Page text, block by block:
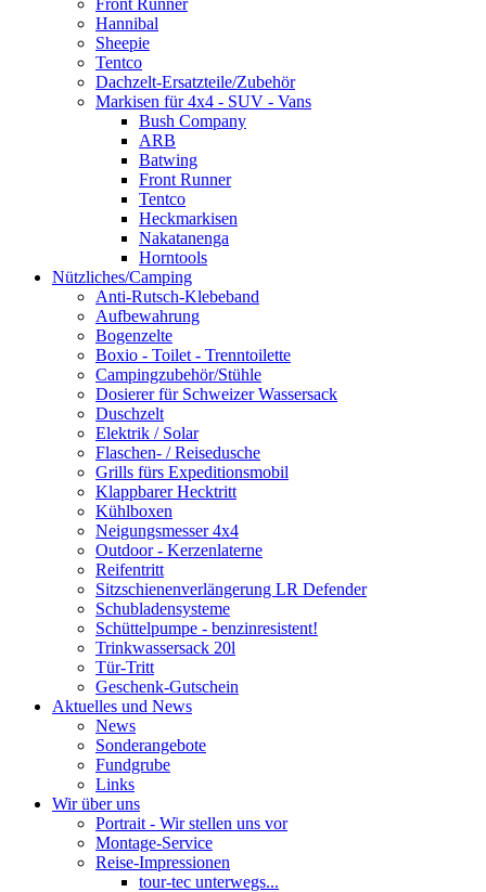
Front Runner
Hannibal
Sheepie
Tentco
Dachzelt-Ersatzteile/Zubehör
Markisen für 4x4 - SUV - Vans
Bush Company
ARB
Batwing
Front Runner
Tentco
Heckmarkisen
Nakatanenga
Horntools
Nützliches/Camping
Anti-Rutsch-Klebeband
Aufbewahrung
Bogenzelte
Boxio - Toilet - Trenntoilette
Campingzubehör/Stühle
Dosierer für Schweizer Wassersack
Duschzelt
Elektrik / Solar
Flaschen- / Reisedusche
Grills fürs Expeditionsmobil
Klappbarer Hecktritt
Kühlboxen
Neigungsmesser 4x4
Outdoor - Kerzenlaterne
Reifentritt
Sitzschienenverlängerung LR Defender
Schubladensysteme
Schüttelpumpe - benzinresistent!
Trinkwassersack 20l
Tür-Tritt
Geschenk-Gutschein
Aktuelles und News
News
Sonderangebote
Fundgrube
Links
Wir über uns
Portrait - Wir stellen uns vor
Montage-Service
Reise-Impressionen
tour-tec unterwegs...